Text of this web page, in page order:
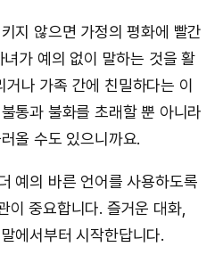
지 않으면 가정의 평화에 빨간
가 예의 없이 말하는 것을 활
나 가족 간에 친밀하다는 이
통과 불화를 초래할 뿐 아니라
올 수도 있으니까요.
예의 바른 언어를 사용하도록
이 중요합니다. 즐거운 대화,
에서부터 시작한답니다.